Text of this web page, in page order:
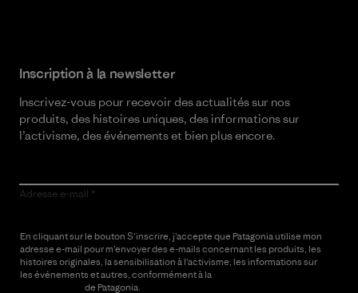
Inscription à la newsletter
Inscrivez-vous pour recevoir des actualités sur nos
produits, des histoires uniques, des informations sur
l’activisme, des événements et bien plus encore.
Adresse e-mail
En cliquant sur le bouton S’inscrire, j’accepte que Patagonia utilise mon
adresse e-mail pour m’envoyer des e-mails concernant les produits, les
histoires originales, la sensibilisation à l’activisme, les informations sur
les événements et autres, conformément à la
de Patagonia.